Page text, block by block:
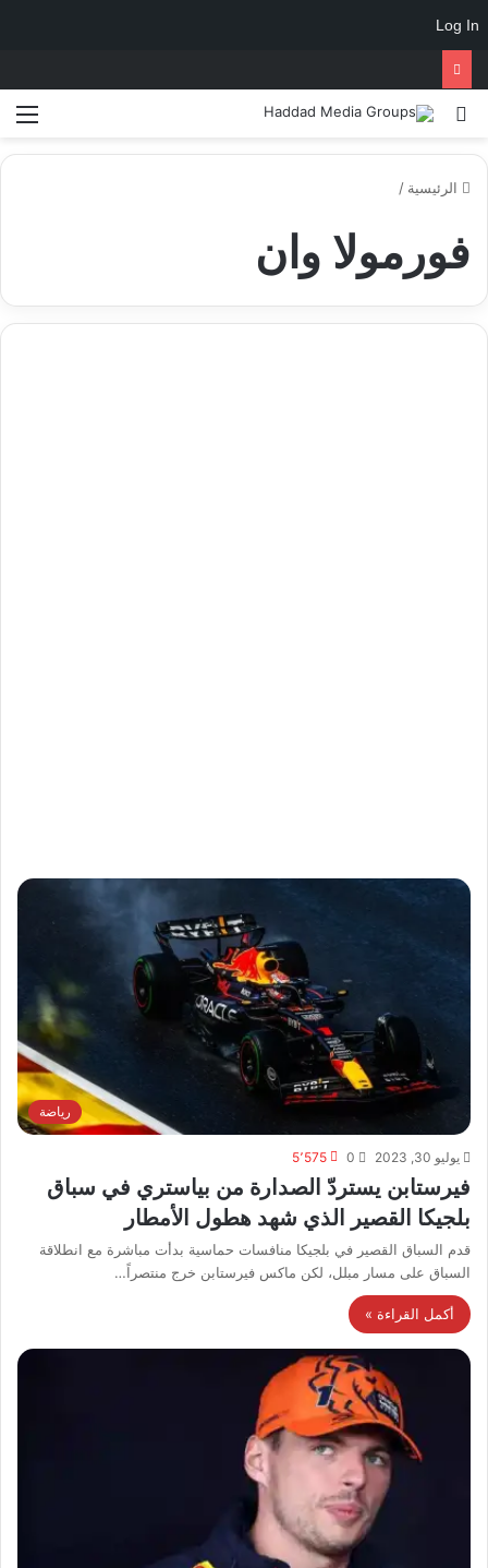
Log In
الرئيسية /
فورمولا وان
رياضة
يوليو 30, 2023 0 5٬575
فيرستابن يستردّ الصدارة من بياستري في سباق
بلجيكا القصير الذي شهد هطول الأمطار
قدم السباق القصير في بلجيكا منافسات حماسية بدأت مباشرة مع انطلاقة
السباق على مسار مبلل، لكن ماكس فيرستابن خرج منتصراً…
أكمل القراءة »